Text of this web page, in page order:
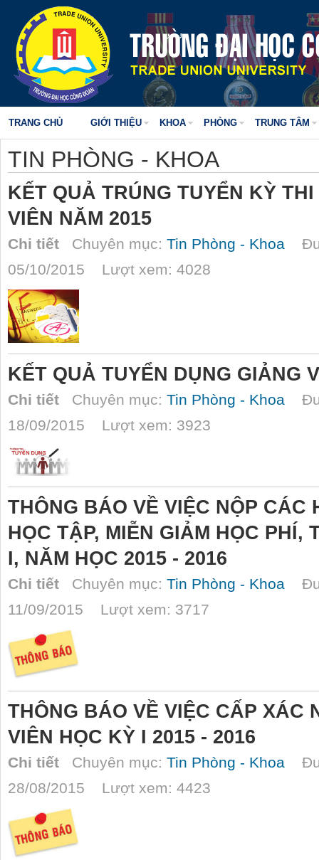
TRANG CHỦ GIỚI THIỆU KHOA PHÒNG TRUNG TÂM
TIN PHÒNG - KHOA
KẾT QUẢ TRÚNG TUYỂN KỲ
VIÊN NĂM 2015
Chi tiết Chuyên mục: Tin Phòng - Khoa
05/10/2015 Lượt xem: 4028
KẾT QUẢ TUYỂN DỤNG GIẢNG
Chi tiết Chuyên mục: Tin Phòng - Khoa
18/09/2015 Lượt xem: 3923
THÔNG BÁO VỀ VIỆC NỘP CÁC
HỌC TẬP, MIỄN GIẢM HỌC PHÍ,
I, NĂM HỌC 2015 - 2016
Chi tiết Chuyên mục: Tin Phòng - Khoa
11/09/2015 Lượt xem: 3717
THÔNG BÁO VỀ VIỆC CẤP XÁC
VIÊN HỌC KỲ I 2015 - 2016
Chi tiết Chuyên mục: Tin Phòng - Khoa
28/08/2015 Lượt xem: 4423